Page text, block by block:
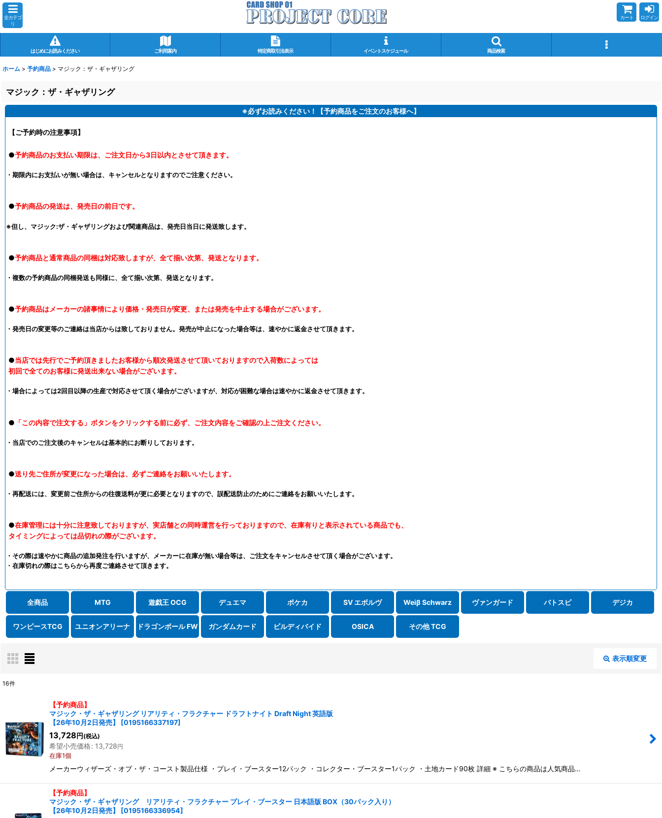
全カテゴ
リ
カート ログイン
はじめにお読みください ご利用案内 特定商取引法表示 イベントスケジュール 商品検索
ホーム > 予約商品 > マジック：ザ・ギャザリング
マジック：ザ・ギャザリング
※必ずお読みください！【予約商品をご注文のお客様へ】
【ご予約時の注意事項】
●予約商品のお支払い期限は、ご注文日から3日以内とさせて頂きます。
・期限内にお支払いが無い場合は、キャンセルとなりますのでご注意ください。
●予約商品の発送は、発売日の前日です。
※但し、マジック:ザ・ギャザリングおよび関連商品は、発売日当日に発送致します。
●予約商品と通常商品の同梱は対応致しますが、全て揃い次第、発送となります。
・複数の予約商品の同梱発送も同様に、全て揃い次第、発送となります。
●予約商品はメーカーの諸事情により価格・発売日が変更、または発売を中止する場合がございます。
・発売日の変更等のご連絡は当店からは致しておりません。発売が中止になった場合等は、速やかに返金させて頂きます。
●当店では先行でご予約頂きましたお客様から順次発送させて頂いておりますので入荷数によっては
初回で全てのお客様に発送出来ない場合がございます。
・場合によっては2回目以降の生産で対応させて頂く場合がございますが、対応が困難な場合は速やかに返金させて頂きます。
● 「この内容で注文する」ボタンをクリックする前に必ず、ご注文内容をご確認の上ご注文ください。
・当店でのご注文後のキャンセルは基本的にお断りしております。
●送り先ご住所が変更になった場合は、必ずご連絡をお願いいたします。
・再配送には、変更前ご住所からの往復送料が更に必要となりますので、誤配送防止のためにご連絡をお願いいたします。
●在庫管理には十分に注意致しておりますが、実店舗との同時運営を行っておりますので、在庫有りと表示されている商品でも、
タイミングによっては品切れの際がございます。
・その際は速やかに商品の追加発注を行いますが、メーカーに在庫が無い場合等は、ご注文をキャンセルさせて頂く場合がございます。
・在庫切れの際はこちらから再度ご連絡させて頂きます。
全商品 MTG 遊戯王 OCG デュエマ ポケカ SV エボルヴ Weiβ Schwarz ヴァンガード バトスピ デジカ
ワンピースTCG ユニオンアリーナ ドラゴンボール FW ガンダムカード ビルディバイド OSICA その他 TCG
表示順変更
在庫あり
並び順:
絞り込む
16件
【予約商品】
マジック・ザ・ギャザリング リアリティ・フラクチャー ドラフトナイト Draft Night 英語版
【26年10月2日発売】
[0195166337197]
13,728 円 (税込)
希望小売価格: 13,728円
在庫1個
メーカーウィザーズ・オブ・ザ・コースト製品仕様 ・プレイ・ブースター12パック ・コレクター・ブースター1パック ・土地カード90枚 詳細 ※ こちらの商品は人気商品…
【予約商品】
マジック・ザ・ギャザリング リアリティ・フラクチャー プレイ・ブースター 日本語版 BOX（30パック入り）
【26年10月2日発売】
[0195166336954]